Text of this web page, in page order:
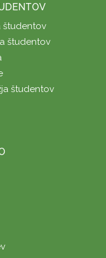
študentov
študentov
študentov